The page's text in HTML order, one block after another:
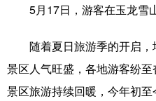
彩票 娱乐
5月17日，游客在玉龙雪山
随着夏日旅游季的开启，
景区人气旺盛，各地游客纷
景区旅游持续回暖，今年初